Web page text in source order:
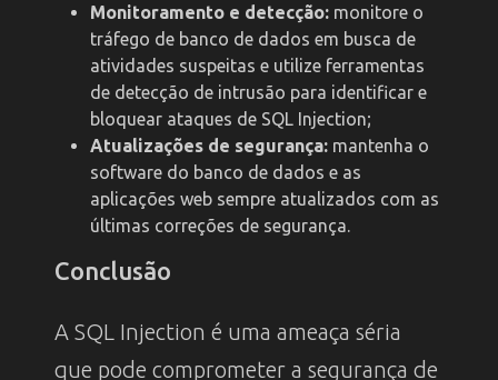
Monitoramento e detecção: monitore o
tráfego de banco de dados em busca de
atividades suspeitas e utilize ferramentas
de detecção de intrusão para identificar e
bloquear ataques de SQL Injection;
Atualizações de segurança: mantenha o
software do banco de dados e as
aplicações web sempre atualizados com as
últimas correções de segurança.
Conclusão
A SQL Injection é uma ameaça séria
que pode comprometer a segurança de